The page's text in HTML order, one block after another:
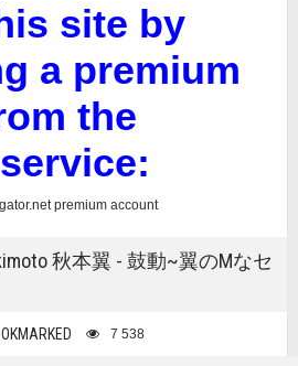
site by
a premium
the
秋本翼 - 鼓動~翼のMなセ
7 538